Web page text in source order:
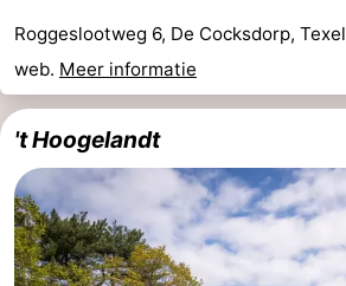
Roggeslootweg 6, De Cocksdorp, Texel
web. Meer informatie
't Hoogelandt